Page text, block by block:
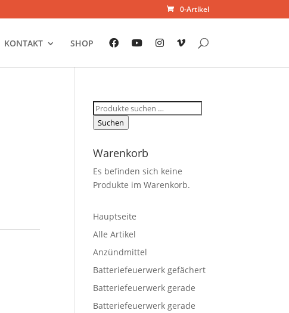
0-Artikel
KONTAKT SHOP
Suchen
nach:
Suchen
Warenkorb
Es befinden sich keine
Produkte im Warenkorb.
Hauptseite
Alle Artikel
Anzündmittel
Batteriefeuerwerk gefächert
Batteriefeuerwerk gerade
Batteriefeuerwerk gerade